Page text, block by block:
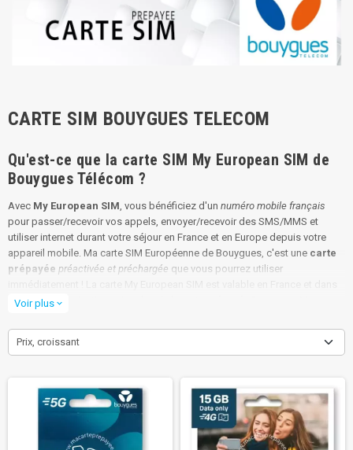
CARTE SIM BOUYGUES TELECOM
Qu'est-ce que la carte SIM My European SIM de
Bouygues Télécom ?
Avec My European SIM , vous bénéficiez d'un numéro mobile français
pour passer/recevoir vos appels, envoyer/recevoir des SMS/MMS et
utiliser internet durant votre séjour en France et en Europe depuis votre
appareil mobile. Ma carte SIM Européenne de Bouygues, c'est une carte
prépayée préactivée et préchargée que vous pourrez utiliser
plus de 40 destinations ; Le plus de la carte prépayée Bouygues My
destinations incluses dans l'offre, c'est à dire dans plus de 40 pays !
Carte SIM Prépayée My European SIM Bouygues Basic 15 Go data
Carte SIM Prépayée My European SIM Bouygues Basic+ 20Go
illimité FR/UE/DOM - VALIDITE 30 JOURS
Carte SIM Prépayée My European SIM Bouygues Premium 30Go
illimité + 25€ vers international depuis la FR/UE/DOM - VALIDITE 15
Voir plus expand_more
Prix, croissant